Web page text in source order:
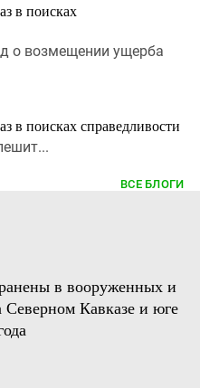
в поисках
о возмещении ущерба
в поисках справедливости
ВСЕ БЛОГИ
в вооруженных и
Северном Кавказе и юге